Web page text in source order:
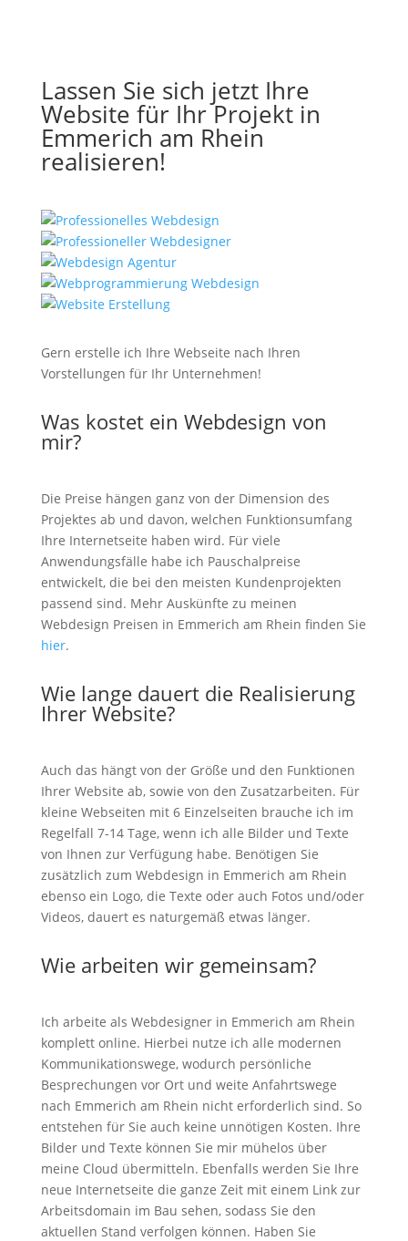
Lassen Sie sich jetzt Ihre
Website für Ihr Projekt in
Emmerich am Rhein
realisieren!
Gern erstelle ich Ihre Webseite nach Ihren
Vorstellungen für Ihr Unternehmen!
Was kostet ein Webdesign von
mir?
Die Preise hängen ganz von der Dimension des
Projektes ab und davon, welchen Funktionsumfang
Ihre Internetseite haben wird. Für viele
Anwendungsfälle habe ich Pauschalpreise
entwickelt, die bei den meisten Kundenprojekten
passend sind. Mehr Auskünfte zu meinen
Webdesign Preisen in Emmerich am Rhein finden Sie
hier.
Wie lange dauert die Realisierung
Ihrer Website?
Auch das hängt von der Größe und den Funktionen
Ihrer Website ab, sowie von den Zusatzarbeiten. Für
kleine Webseiten mit 6 Einzelseiten brauche ich im
Regelfall 7-14 Tage, wenn ich alle Bilder und Texte
von Ihnen zur Verfügung habe. Benötigen Sie
zusätzlich zum Webdesign in Emmerich am Rhein
ebenso ein Logo, die Texte oder auch Fotos und/oder
Videos, dauert es naturgemäß etwas länger.
Wie arbeiten wir gemeinsam?
Ich arbeite als Webdesigner in Emmerich am Rhein
komplett online. Hierbei nutze ich alle modernen
Kommunikationswege, wodurch persönliche
Besprechungen vor Ort und weite Anfahrtswege
nach Emmerich am Rhein nicht erforderlich sind. So
entstehen für Sie auch keine unnötigen Kosten. Ihre
Bilder und Texte können Sie mir mühelos über
meine Cloud übermitteln. Ebenfalls werden Sie Ihre
neue Internetseite die ganze Zeit mit einem Link zur
Arbeitsdomain im Bau sehen, sodass Sie den
aktuellen Stand verfolgen können. Haben Sie